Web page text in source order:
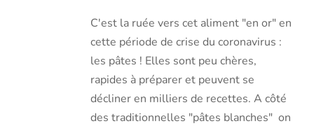
C'est la ruée vers cet aliment "en or" en
cette période de crise du coronavirus :
les pâtes ! Elles sont peu chères,
rapides à préparer et peuvent se
décliner en milliers de recettes. A côté
des traditionnelles "pâtes blanches" on